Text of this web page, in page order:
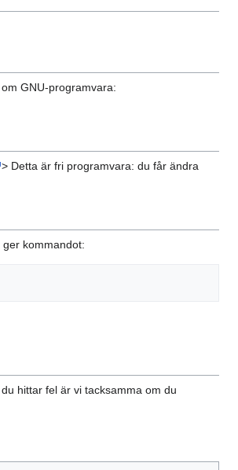
GNU-programvara:
> Detta är fri programvara: du får ändra
kommandot:
hittar fel är vi tacksamma om du